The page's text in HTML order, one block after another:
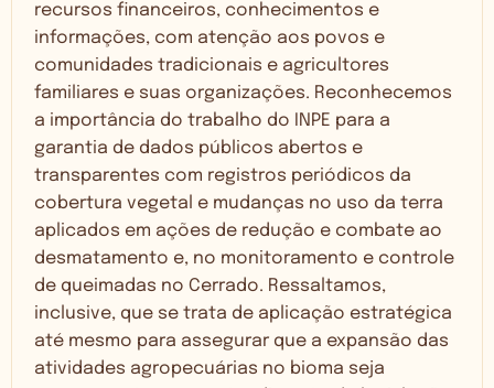
recursos financeiros, conhecimentos e
informações, com atenção aos povos e
comunidades tradicionais e agricultores
familiares e suas organizações. Reconhecemos
a importância do trabalho do INPE para a
garantia de dados públicos abertos e
transparentes com registros periódicos da
cobertura vegetal e mudanças no uso da terra
aplicados em ações de redução e combate ao
desmatamento e, no monitoramento e controle
de queimadas no Cerrado. Ressaltamos,
inclusive, que se trata de aplicação estratégica
até mesmo para assegurar que a expansão das
atividades agropecuárias no bioma seja